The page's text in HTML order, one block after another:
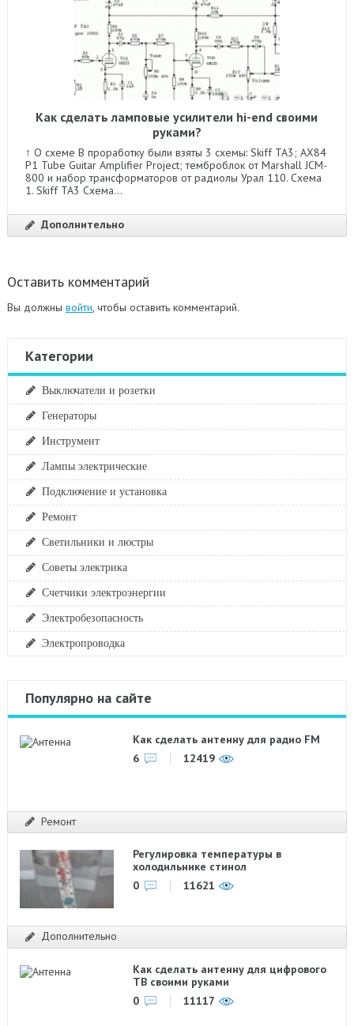
Как сделать ламповые усилители hi-end своими
руками?
↑ О схеме В проработку были взяты 3 схемы: Skiff TA3; AX84
P1 Tube Guitar Amplifier Project; темброблок от Marshall JCM-
800 и набор трансформаторов от радиолы Урал 110. Схема
1. Skiff TA3 Схема...
Дополнительно
Оставить комментарий
Вы должны войти , чтобы оставить комментарий.
Категории
Выключатели и розетки
Генераторы
Инструмент
Лампы электрические
Подключение и установка
Ремонт
Светильники и люстры
Советы электрика
Счетчики электроэнергии
Электробезопасность
Электропроводка
Популярно на сайте
Как сделать антенну для радио FM
6
12419
Ремонт
Регулировка температуры в
холодильнике стинол
0
11621
Дополнительно
Как сделать антенну для цифрового
ТВ своими руками
0
11117